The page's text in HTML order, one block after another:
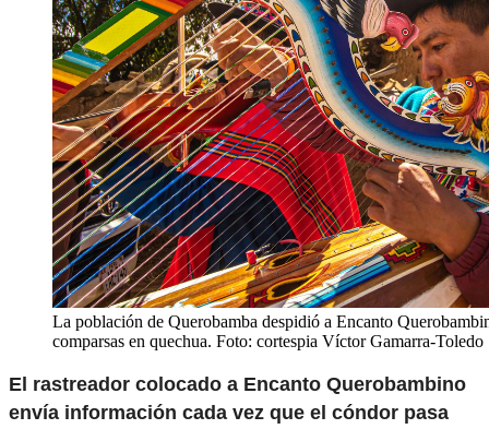
La población de Querobamba despidió a Encanto
comparsas en quechua. Foto: cortespia Víctor Gamarra-Toledo
El rastreador colocado a Encanto Querobambino
envía información cada vez que el cóndor pasa